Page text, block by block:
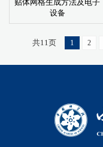
贴体网格生成方法及电子
设备
共11页 1 2